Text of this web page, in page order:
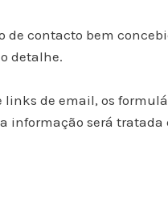
de contacto bem
detalhe.
links de email, os
informação será